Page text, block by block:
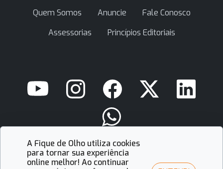
Quem Somos
Anuncie
Fale Conosco
Assessorias
Princípios Editoriais
contato@fiquedeolho.com.br
A Fique de Olho utiliza cookies
para tornar sua experiência
online melhor! Ao continuar